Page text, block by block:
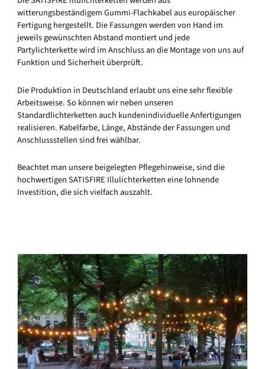
witterungsbeständigem Gummi-Flachkabel aus europäischer
Fertigung hergestellt. Die Fassungen werden von Hand im
jeweils gewünschten Abstand montiert und jede
Partylichterkette wird im Anschluss an die Montage von uns auf
Funktion und Sicherheit überprüft.
Die Produktion in Deutschland erlaubt uns eine sehr flexible
Arbeitsweise. So können wir neben unseren
Standardlichterketten auch kundenindividuelle Anfertigungen
realisieren. Kabelfarbe, Länge, Abstände der Fassungen und
Anschlussstellen sind frei wählbar.
Beachtet man unsere beigelegten Pflegehinweise, sind die
hochwertigen SATISFIRE Illulichterketten eine lohnende
Investition, die sich vielfach auszahlt.